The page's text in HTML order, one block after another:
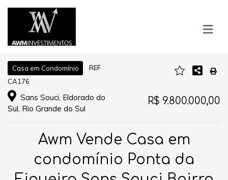
Casa em Condomínio
REF
CA176
Sans Souci, Eldorado do
Sul, Rio Grande do Sul
R$ 9.800.000,00
Awm Vende Casa em
condomínio Ponta da